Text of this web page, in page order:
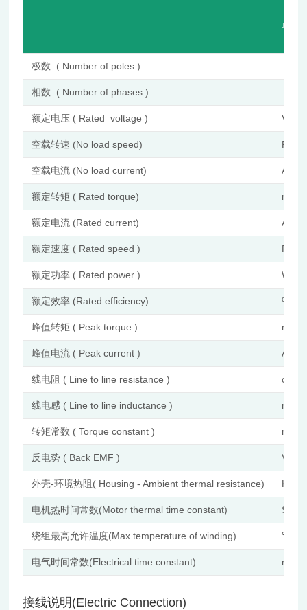
单 位
极数 ( Number of poles )
相数 ( Number of phases )
额定电压 ( Rated voltage ) VDC
空载转速 (No load speed) RPM
空载电流 (No load current) A
额定转矩 ( Rated torque)
额定电流 (Rated current) A
额定速度 ( Rated speed ) RPM
额定功率 ( Rated power ) W
额定效率 (Rated efficiency) %
峰值转矩 ( Peak torque )
峰值电流 ( Peak current ) A
线电阻 ( Line to line resistance )
线电感 ( Line to line inductance ) mH
转矩常数 ( Torque constant )
反电势 ( Back EMF )
外壳-环境热阻( Housing - Ambient thermal resistance) K/W
电机热时间常数(Motor thermal time constant) S
绕组最高允许温度(Max temperature of winding) ℃
电气时间常数(Electrical time constant) ms
接线说明(Electric Connection)